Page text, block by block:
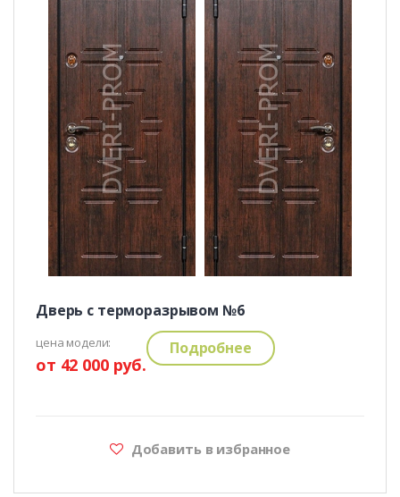
Дверь с терморазрывом №6
цена модели:
от 42 000 руб.
Подробнее
Добавить в избранное